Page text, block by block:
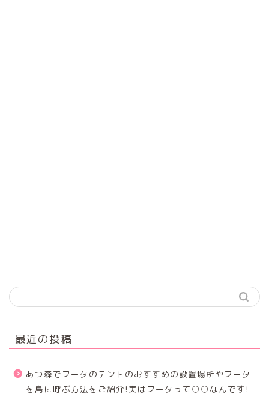
最近の投稿
あつ森でフータのテントのおすすめの設置場所やフータ
を島に呼ぶ方法をご紹介!実はフータって○○なんです!